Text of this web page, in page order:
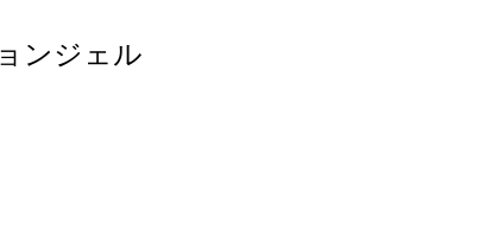
ンジェル